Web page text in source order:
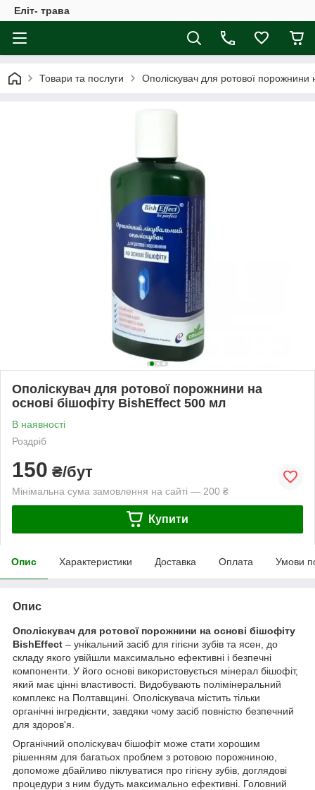
Еліт- трава
Товари та послуги Ополіскувач для ротової
Ополіскувач для ротової порожнини на
основі бішофіту BishEffect 500 мл
В наявності
Роздріб
150 ₴/бут
Мінімальна сума замовлення на сайті — 200 ₴
Купити
Опис Характеристики Доставка Оплата Умови
Опис
Ополіскувач для ротової порожнини на основі бішофіту
BishEffect – унікальний засіб для гігієни зубів та ясен, до
складу якого увійшли максимально ефективні і безпечні
компоненти. У його основі використовується мінерал бішофіт,
який має цінні властивості. Видобувають полімінеральний
комплекс на Полтавщині. Ополіскувача містить тільки
органічні інгредієнти, завдяки чому засіб повністю безпечний
для здоров'я.
Органічний ополіскувач бішофіт може стати хорошим
рішенням для багатьох проблем з ротовою порожниною,
допоможе дбайливо піклуватися про гігієну зубів, доглядові
процедури з ним будуть максимально ефективні. Головний